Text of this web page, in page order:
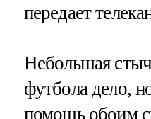
передает
Небольшая
футбола дело,
помощь обоим